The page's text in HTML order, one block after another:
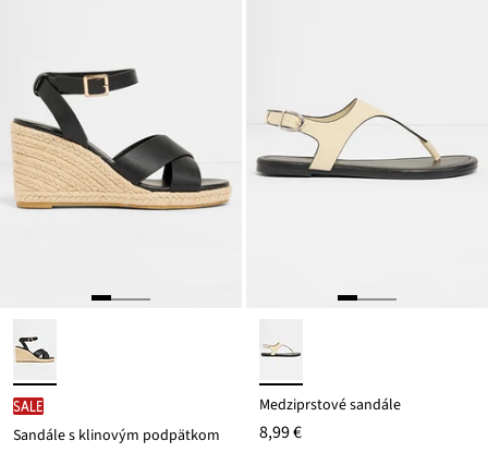
SALE
Sandále s klinovým podpätkom
Medziprstové sandále
8,99 €